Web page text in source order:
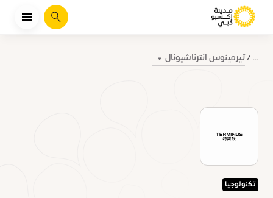
يبحث
... تيرمينوس انترناشيونال
تكنولوجيا